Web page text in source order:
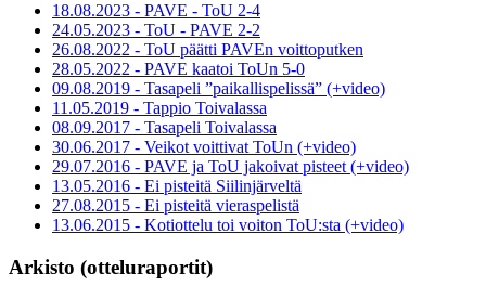
18.08.2023 - PAVE - ToU 2-4
24.05.2023 - ToU - PAVE 2-2
26.08.2022 - ToU päätti PAVEn voittoputken
28.05.2022 - PAVE kaatoi ToUn 5-0
09.08.2019 - Tasapeli ”paikallispelissä” (+video)
11.05.2019 - Tappio Toivalassa
08.09.2017 - Tasapeli Toivalassa
30.06.2017 - Veikot voittivat ToUn (+video)
29.07.2016 - PAVE ja ToU jakoivat pisteet (+video)
13.05.2016 - Ei pisteitä Siilinjärveltä
27.08.2015 - Ei pisteitä vieraspelistä
13.06.2015 - Kotiottelu toi voiton ToU:sta (+video)
Arkisto (otteluraportit)